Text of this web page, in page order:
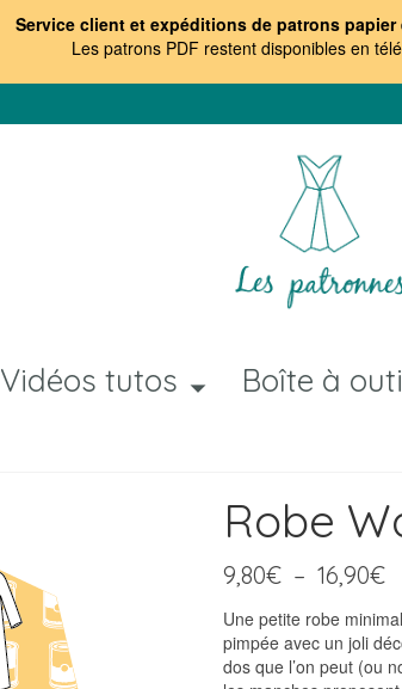
Service client et expéditions de patrons
Les patrons PDF restent disponibles en
Vidéos tutos Boîte à
Robe
9,80€ – 16,90€
à
Une petite robe
pimpée avec un joli
dos que l’on peut (ou